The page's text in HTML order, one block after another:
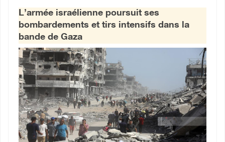
Centre palestinien
العربية
English
L’armée israélienne poursuit ses
bombardements et tirs intensifs dans la
bande de Gaza